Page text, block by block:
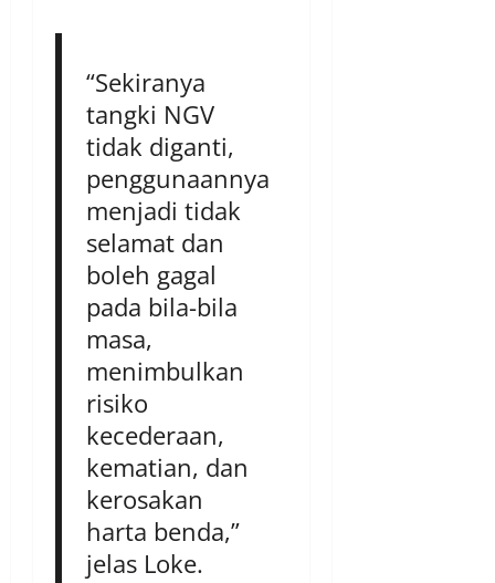
“Sekiranya
tangki NGV
tidak diganti,
penggunaannya
menjadi tidak
selamat dan
boleh gagal
pada bila-bila
masa,
menimbulkan
risiko
kecederaan,
kematian, dan
kerosakan
harta benda,”
jelas Loke.